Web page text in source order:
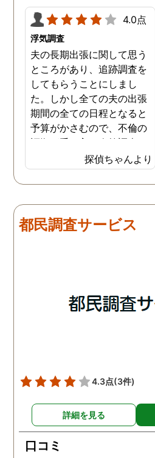
4.0点
浮気調査
夫の長期出張に関して思う
ところがあり、追跡調査を
してもらうことにしまし
た。しかし全ての夫の出張
期間の全ての日程となると
予算がかさむので、不倫の
証拠が手に入り次第調査を
打ち切ってもらう契約にし
ました。調査初日、その日
は夫は本当に仕事をしてい
目、夫は仕事を休みにして
おり、出張先で女性と1日
拠を手に入れることができ
探偵ちゃんより
都民調査サービス
4.3点(3件)
詳細を見る
口コミ